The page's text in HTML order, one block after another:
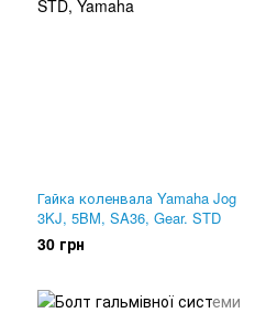
Гайка коленвала Yamaha Jog
3KJ, 5BM, SA36, Gear. STD
30 грн